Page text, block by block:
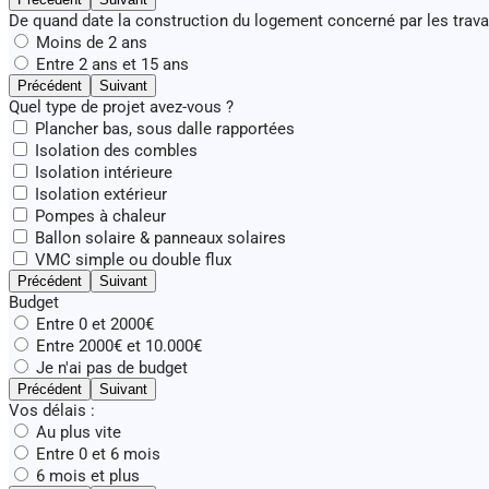
De quand date la construction du logement concerné par les
Moins de 2 ans
Entre 2 ans et 15 ans
Précédent Suivant
Quel type de projet avez-vous ?
Plancher bas, sous dalle rapportées
Isolation des combles
Isolation intérieure
Isolation extérieur
Pompes à chaleur
Ballon solaire & panneaux solaires
VMC simple ou double flux
Précédent Suivant
Budget
Entre 0 et 2000€
Entre 2000€ et 10.000€
Je n'ai pas de budget
Précédent Suivant
Vos délais :
Au plus vite
Entre 0 et 6 mois
6 mois et plus